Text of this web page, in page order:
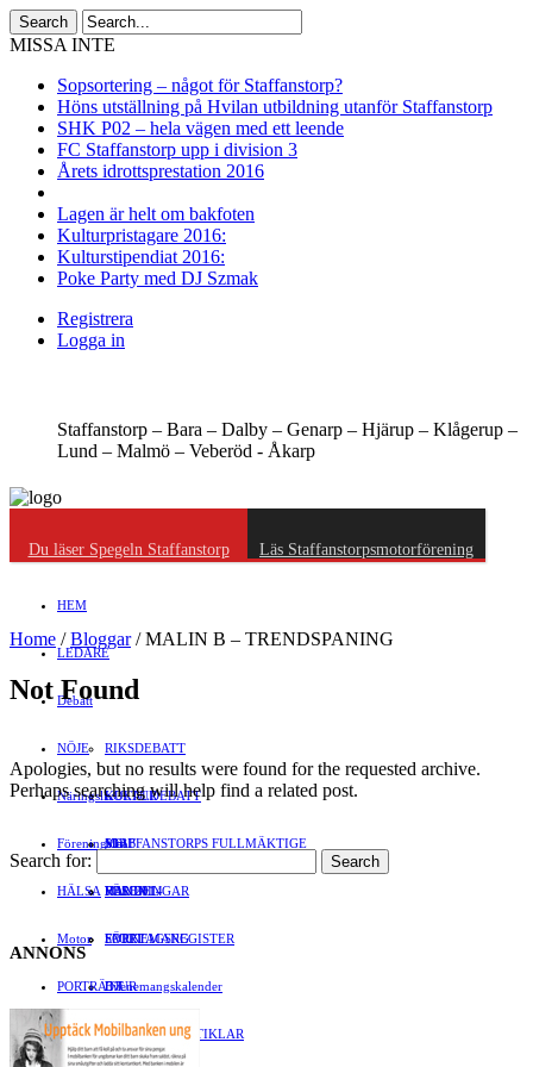
MISSA INTE
Sopsortering – något för Staffanstorp?
Höns utställning på Hvilan utbildning utanför Staffanstorp
SHK P02 – hela vägen med ett leende
FC Staffanstorp upp i division 3
Årets idrottsprestation 2016
Lagen är helt om bakfoten
Kulturpristagare 2016:
Kulturstipendiat 2016:
Poke Party med DJ Szmak
Registrera
Logga in
Staffanstorp – Bara – Dalby – Genarp – Hjärup – Klågerup –
Lund – Malmö – Veberöd - Åkarp
Du läser Spegeln Staffanstorp Läs Staffanstorpsmotorförening
HEM
LEDARE
Debatt
RIKSDEBATT
LOKALDEBATT
STAFFANSTORPS FULLMÄKTIGE
VAL 2014
NÖJE
KULTUR
Mat
RESOR
EVENEMANG
Evenemangskalender
Näringsliv
JOBB
HANDEL
FÖRETAGSREGISTER
Föreningsliv
FÖRENINGAR
SPORT
DJUR
FÖRENINGSARTIKLAR
HÄLSA
Motor
PORTRÄTT
Bloggar
Home /Bloggar/MALIN B – TRENDSPANING
Not Found
Apologies, but no results were found for the requested archive.
Perhaps searching will help find a related post.
Search for:
ANNONS